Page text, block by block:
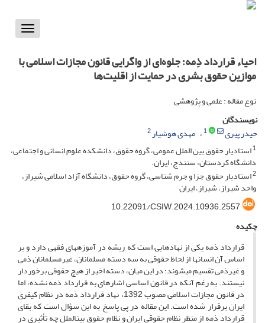
Toggle
احیاء قرارداد ذِمه؛ جلوه‌ای از واگرایی قانون مجازات اسلامی با
موازین حقوق بشری در حمایت از اقلیت‌ها
نوع مقاله : علمی و پژوهشی
نویسندگان
حیدر پیری
1 مهدی هوشیار2
1استادیار حقوق بین الملل عمومی، گروه حقوق، دانشکده علوم انسانی و اجتماعی،
دانشگاه کردستان، سنندج، ایران.
2استادیار حقوق جزا و جرم شناسی، گروه حقوق، دانشگاه آزاد اسلامی شیراز،
واحد شیراز، شیراز، ایران
10.22091/CSIW.2024.10936.2557
چکیده
قرارداد ذمه یکی از نهادهایی است که ریشه در آموزه­های فقهی دارد و بر
اساس آن انسانها از لحاظ حقوقی به سه دسته مسلمانان، غیر­مسلمانان ذمی
و غیرذمی تقسیم می­شوند؛ در این میان، دسته اخیر از هیچ حقوقی برخوردار
نیستند. به رغم آنکه در قانون اساسی اشاره­ای به قرارداد ذمه نشده، اما
در قانون مجازات اسلامی مصوب 1392، نهاد قرارداد ذمه در نظام کیفری
ایران برقرار شده است. این مقاله در پی پاسخ به این سؤال است که بقای
قرارداد ذمه از منظر نظام حقوقی ایران و نظام حقوق بین­­الملل چه تأثیری در